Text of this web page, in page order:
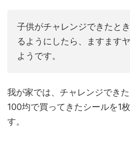
子供がチャレンジできたと
るようにしたら、ますます
ようです。
我が家では、チャレンジできた
100均で買ってきたシールを1
す。